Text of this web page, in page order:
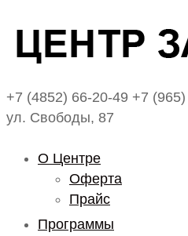
+7 (4852) 66-20-49 +7
ул. Свободы, 87
О Центре
Оферта
Прайс
Программы